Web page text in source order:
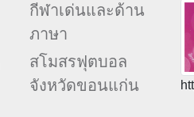
กีฬาเด่นและด้าน
ภาษา
สโมสรฟุตบอล
จังหวัดขอนแก่น